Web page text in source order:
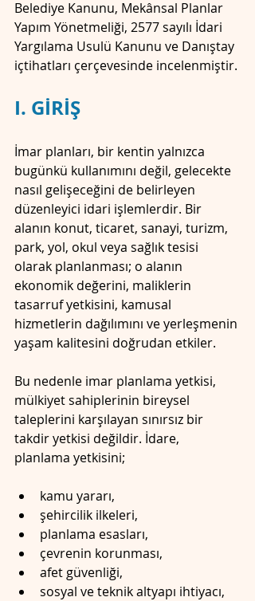
Belediye Kanunu, Mekânsal Planlar
Yapım Yönetmeliği, 2577 sayılı İdari
Yargılama Usulü Kanunu ve Danıştay
içtihatları çerçevesinde incelenmiştir.
I. GİRİŞ
İmar planları, bir kentin yalnızca
bugünkü kullanımını değil, gelecekte
nasıl gelişeceğini de belirleyen
düzenleyici idari işlemlerdir. Bir
alanın konut, ticaret, sanayi, turizm,
park, yol, okul veya sağlık tesisi
olarak planlanması; o alanın
ekonomik değerini, maliklerin
tasarruf yetkisini, kamusal
hizmetlerin dağılımını ve yerleşmenin
yaşam kalitesini doğrudan etkiler.
Bu nedenle imar planlama yetkisi,
mülkiyet sahiplerinin bireysel
taleplerini karşılayan sınırsız bir
takdir yetkisi değildir. İdare,
planlama yetkisini;
kamu yararı,
şehircilik ilkeleri,
planlama esasları,
çevrenin korunması,
afet güvenliği,
sosyal ve teknik altyapı ihtiyacı,